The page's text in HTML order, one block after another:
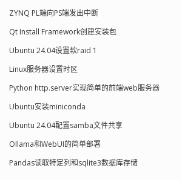
ZYNQ PL端向PS端发出中断
Qt Install Framework创建安装包
Ubuntu 24.04设置软raid 1
Linux服务器设置时区
Python http.server实现简单的前端web服务器
Ubuntu安装miniconda
Ubuntu 24.04配置samba文件共享
Ollama和WebUI的简单部署
Pandas读取特定列和sqlite3数据库存储